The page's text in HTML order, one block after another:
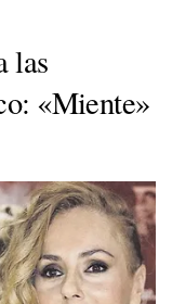
las
«Miente»